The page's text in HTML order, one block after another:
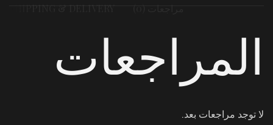
المراجعات
لا توجد مراجعات بعد.